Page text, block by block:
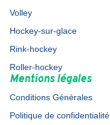
Volley
Hockey-sur-glace
Rink-hockey
Roller-hockey
Mentions légales
Conditions Générales
Politique de confidentialité